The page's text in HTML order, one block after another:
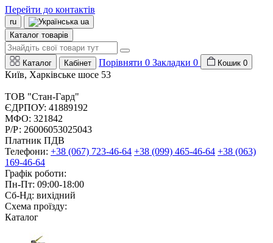
Перейти до контактів
ru
ua
Каталог товарів
Каталог Кабінет Порівняти 0 Закладки 0 Кошик 0
Київ, Харківське шосе 53
ТОВ "Стан-Гард"
ЄДРПОУ: 41889192
МФО: 321842
Р/Р: 26006053025043
Платник ПДВ
Телефони: +38 (067) 723-46-64 +38 (099) 465-46-64 +38 (063)
169-46-64
Графік роботи:
Пн-Пт: 09:00-18:00
Сб-Нд: вихідний
Схема проїзду:
Каталог